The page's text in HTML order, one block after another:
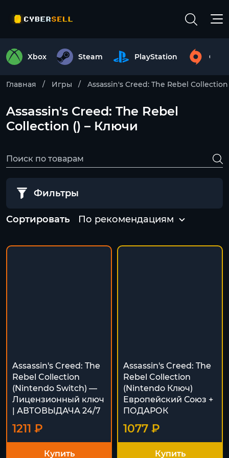
Xbox Steam PlayStation
Главная Игры Assassin's Creed: The Rebel Collection
Assassin's Creed: The Rebel
Collection () – Ключи
Фильтры
Сортировать По рекомендациям
Assassin's Creed: The
Rebel Collection
(Nintendo Switch) —
Лицензионный ключ
| АВТОВЫДАЧА 24/7
1211 ₽
Купить
Assassin's Creed: The
Rebel Collection
(Nintendo Ключ)
Европейский Союз +
ПОДАРОК
1077 ₽
Купить